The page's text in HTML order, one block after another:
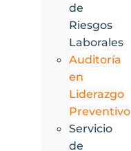
de
Riesgos
Laborales
Auditoría
en
Liderazgo
Preventivo
Servicio
de